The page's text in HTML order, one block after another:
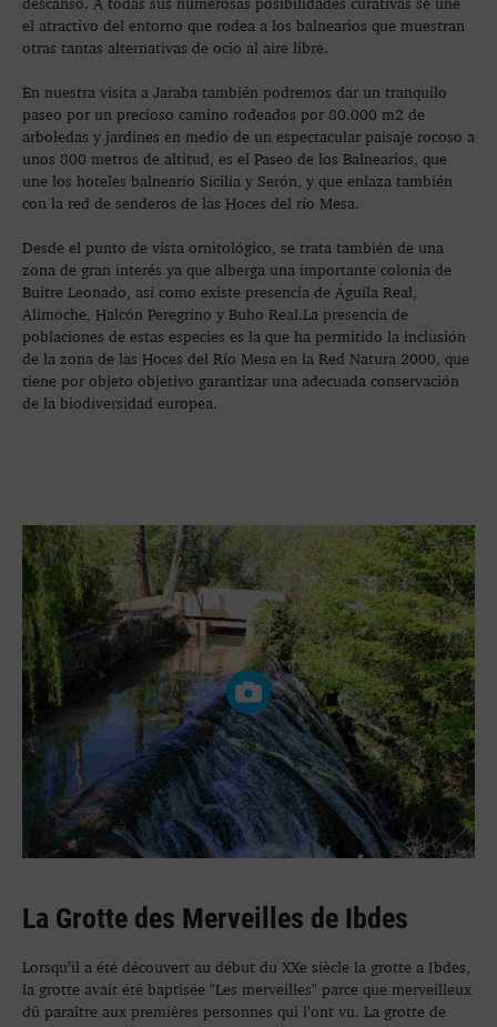
el atractivo del entorno que rodea a los balnearios que muestran
otras tantas alternativas de ocio al aire libre.
En nuestra visita a Jaraba también podremos dar un tranquilo
paseo por un precioso camino rodeados por 80.000 m2 de
arboledas y jardines en medio de un espectacular paisaje rocoso a
unos 800 metros de altitud, es el Paseo de los Balnearios, que
une los hoteles balneario Sicilia y Serón, y que enlaza también
con la red de senderos de las Hoces del río Mesa.
Desde el punto de vista ornitológico, se trata también de una
zona de gran interés ya que alberga una importante colonia de
Buitre Leonado, así como existe presencia de Águila Real,
Alimoche, Halcón Peregrino y Buho Real.La presencia de
poblaciones de estas especies es la que ha permitido la inclusión
de la zona de las Hoces del Río Mesa en la Red Natura 2000, que
tiene por objeto objetivo garantizar una adecuada conservación
de la biodiversidad europea.
La Grotte des Merveilles de Ibdes
Lorsqu’il a été découvert au début du XXe siècle la grotte a Ibdes,
la grotte avait été baptisée "Les merveilles" parce que merveilleux
dû paraître aux premières personnes qui l’ont vu. La grotte de